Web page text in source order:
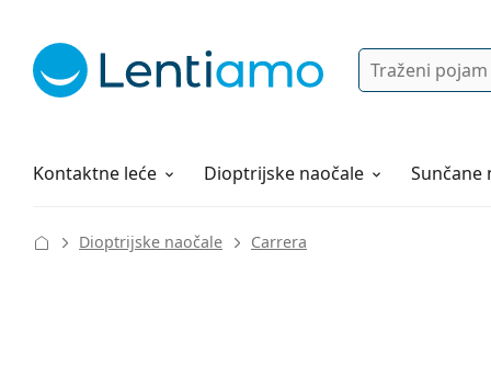
Pretraga
Kontaktne leće
Otopine za leće Dioptrijske naočale Sunčane
Sve o kupovini
Dioptrijske naočale Carrera